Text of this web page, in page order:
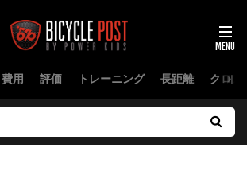
費用 評価 トレーニング 長距離 クロス